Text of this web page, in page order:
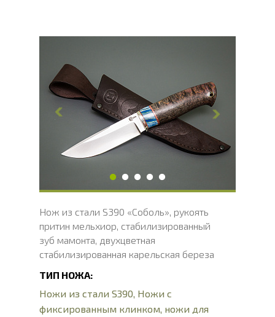
Общая длина, мм
Длина клинка, мм
114
Ширина клинка, мм
31.6
Толщина обуха, мм
3.2
Ширина рукояти, мм
30
Длина рукояти, мм
Толщина рукояти, мм
26.3
Твердость клинка, HRC
66 - 68 HRC
Нож из стали S390 «Соболь», рукоять
притин мельхиор, стабилизированный
зуб мамонта, двухцветная
стабилизированная карельская береза
ТИП НОЖА:
Ножи из стали S390, Ножи с
фиксированным клинком, ножи для